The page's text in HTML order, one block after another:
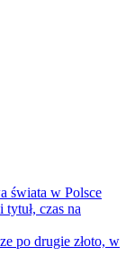
świata w Polsce
czas na
po drugie złoto, w